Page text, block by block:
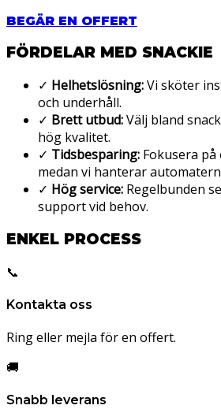
BEGÄR EN OFFERT
FÖRDELAR MED SNACKIE
✓ Helhetslösning:Vi sköter
och underhåll.
✓ Brett utbud:Välj bland
hög kvalitet.
✓ Tidsbesparing: Fokusera
medan vi hanterar
✓ Hög service: Regelbunden
support vid behov.
ENKEL PROCESS
📞
Kontakta oss
Ring eller mejla för en offert.
🚚
Snabb leverans